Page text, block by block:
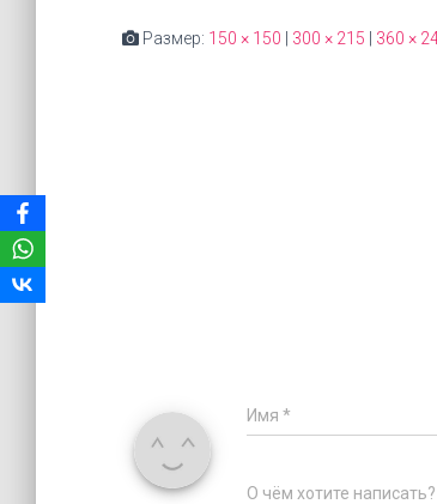
Размер: 150 × 150 300 × 215 360 ×
Имя *
О чём хотите написать?